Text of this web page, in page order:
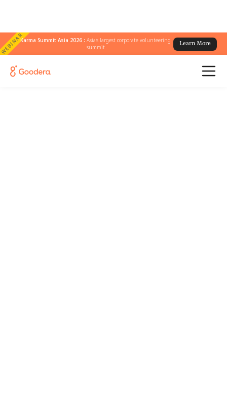
WEBINARKarma Summit Asia 2026 :Asia's largest corporate volunteering
summit
Learn More